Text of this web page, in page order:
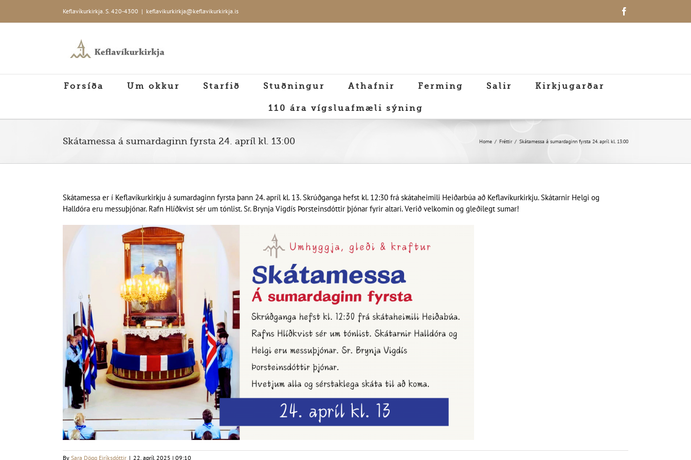
Keflavíkurkirkja. S. 420-4300 | keflavikurkirkja@keflavikurkirkja.is
Forsíða Um okkur Starfið Stuðningur Athafnir Ferming Salir Kirkjugarðar
110 ára vígsluafmæli sýning
Skátamessa á sumardaginn fyrsta 24. apríl kl. 13:00 Home Fréttir Skátamessa á sumardaginn fyrsta 24. apríl kl. 13:00
Skátamessa er í Keflavíkurkirkju á sumardaginn fyrsta þann 24. apríl kl. 13. Skrúðganga hefst kl. 12:30 frá skátaheimili Heiðarbúa að Keflavíkurkirkju. Skátarnir Helgi og
Halldóra eru messuþjónar. Rafn Hlíðkvist sér um tónlist. Sr. Brynja Vigdís Þorsteinsdóttir þjónar fyrir altari. Verið velkomin og gleðilegt sumar!
By Sara Dögg Eiríksdóttir | 22. apríl 2025 | 09:10